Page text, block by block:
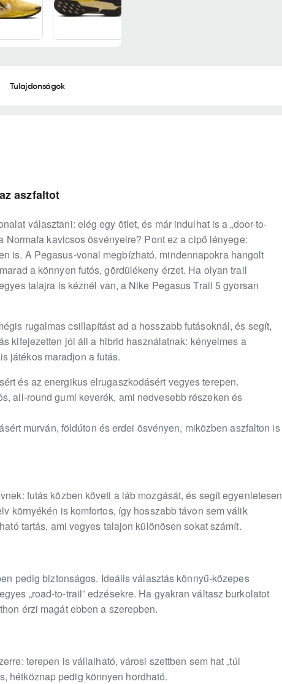
Tulajdonságok
aszfaltot
választani: elég egy ötlet, és már indulhat is a „door-to-
kavicsos ösvényeire? Pont ez a cipő lényege:
is. A Pegasus-vonal megbízható, mindennapokra hangolt
a könnyen futós, gördülékeny érzet. Ha olyan trail
talajra is kéznél van, a Nike Pegasus Trail 5 gyorsan
rugalmas csillapítást ad a hosszabb futásoknál, és segít,
kifejezetten jól áll a hibrid használatnak: kényelmes a
játékos maradjon a futás.
és az energikus elrugaszkodásért vegyes terepen.
all-round gumi keverék, ami nedvesebb részeken és
murván, földúton és erdei ösvényen, miközben aszfalton is
futás közben követi a láb mozgását, és segít egyenletesen
környékén is komfortos, így hosszabb távon sem válik
tartás, ami vegyes talajon különösen sokat számít.
pedig biztonságos. Ideális választás könnyű-közepes
„road-to-trail” edzésekre. Ha gyakran váltasz burkolatot
érzi magát ebben a szerepben.
terepen is vállalható, városi szettben sem hat „túl
hétköznap pedig könnyen hordható.